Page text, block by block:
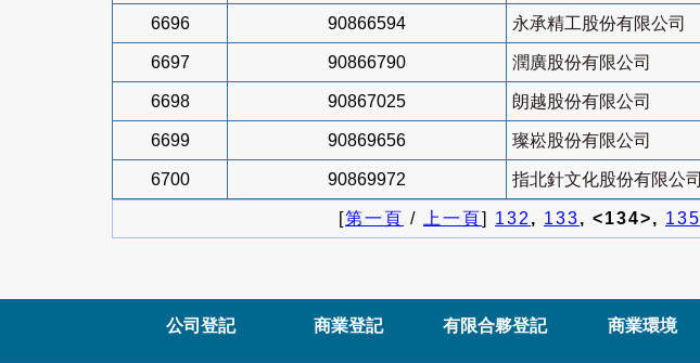
6696 90866594 永承精工股份有限公司
6697 90866790 潤廣股份有限公司
6698 90867025 朗越股份有限公司
6699 90869656 璨崧股份有限公司
6700 90869972 指北針文化股份有限公司
[第一頁 / 上一頁] 132, 133, <134>, 135
公司登記 商業登記 有限合夥登記 商業環境